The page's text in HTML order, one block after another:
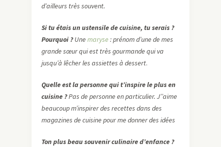
d’ailleurs très souvent.
Si tu étais un ustensile de cuisine, tu serais ?
Pourquoi ? Unemaryse: prénom d’une de mes
grande sœur qui est très gourmande qui va
jusqu’à lêcher les assiettes à dessert.
Quelle est la personne qui t’inspire le plus en
cuisine ?Pas de personne en particulier. J’’aime
beaucoup m’inspirer des recettes dans des
magazines de cuisine pour me donner des idées
Ton plus beau souvenir culinaire d’enfance ?